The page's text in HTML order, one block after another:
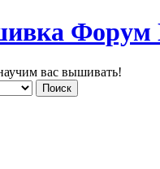
вас вышивать!